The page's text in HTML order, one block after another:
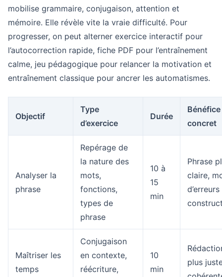
mobilise grammaire, conjugaison, attention et
mémoire. Elle révèle vite la vraie difficulté. Pour
progresser, on peut alterner exercice interactif pour
l’autocorrection rapide, fiche PDF pour l’entraînement
calme, jeu pédagogique pour relancer la motivation et
entraînement classique pour ancrer les automatismes.
Objectif
Type
d’exercice
Durée
Bénéfice
concret
Analyser la
phrase
Repérage de
la nature des
mots,
fonctions,
types de
phrase
10 à
15
min
Phrase
claire,
Maîtriser les
temps
Conjugaison
en contexte,
réécriture,
10
min
plus